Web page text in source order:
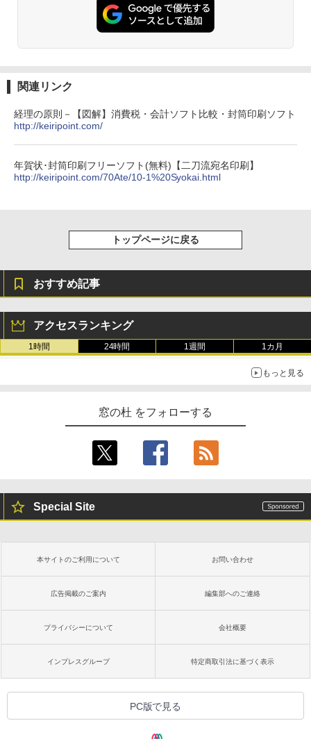
関連リンク
経理の原則－【図解】消費税・会計ソフト比較・封筒印刷ソフト
http://keiripoint.com/
年賀状･封筒印刷フリーソフト(無料)【二刀流宛名印刷】
http://keiripoint.com/70Ate/10-1%20Syokai.html
トップページに戻る
おすすめ記事
アクセスランキング
1時間 24時間 1週間 1カ月
もっと見る
窓の杜 をフォローする
Special Site
本サイトのご利用について お問い合わせ
広告掲載のご案内 編集部へのご連絡
プライバシーについて 会社概要
インプレスグループ 特定商取引法に基づく表示
PC版で見る